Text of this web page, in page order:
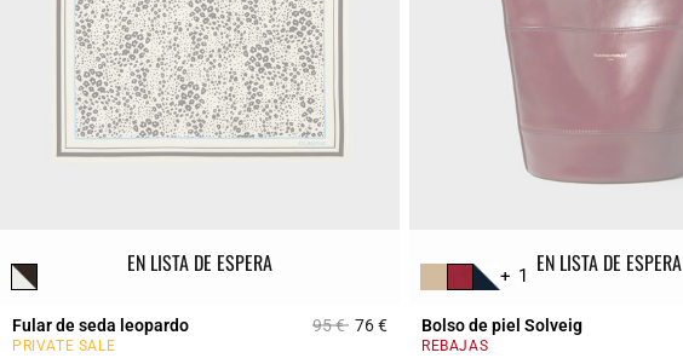
EN LISTA DE ESPERA
Fular de seda leopardo Price reduced from
95 €to76 €5 out of 5 Customer Rating
PRIVATE SALE
EN LISTA DE ESPERA
+ 1
Bolso de piel Solveig
REBAJAS